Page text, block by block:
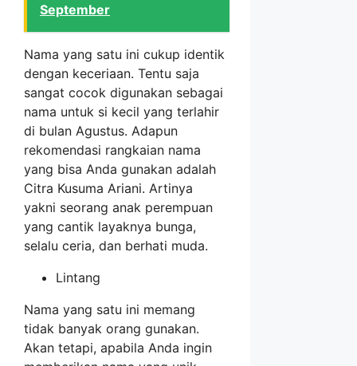
September
Nama yang satu ini cukup identik
dengan keceriaan. Tentu saja
sangat cocok digunakan sebagai
nama untuk si kecil yang terlahir
di bulan Agustus. Adapun
rekomendasi rangkaian nama
yang bisa Anda gunakan adalah
Citra Kusuma Ariani. Artinya
yakni seorang anak perempuan
yang cantik layaknya bunga,
selalu ceria, dan berhati muda.
Lintang
Nama yang satu ini memang
tidak banyak orang gunakan.
Akan tetapi, apabila Anda ingin